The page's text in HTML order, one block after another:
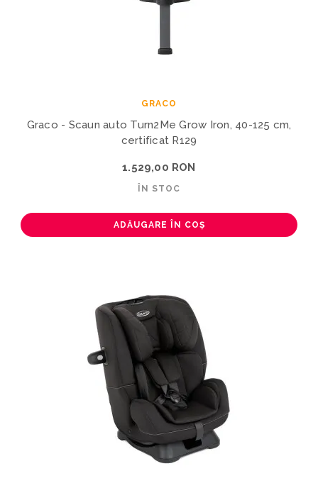
GRACO
Graco - Scaun auto Turn2Me Grow Iron, 40-125 cm,
certificat R129
1.529,00 RON
ÎN STOC
ADĂUGARE ÎN COȘ